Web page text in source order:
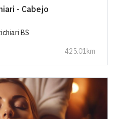
- Cabejo
BS
425.01km